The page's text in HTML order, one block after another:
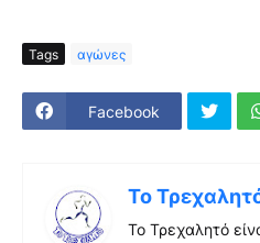
Tags αγώνες
Facebook
Το
Το Τρεχαλητό